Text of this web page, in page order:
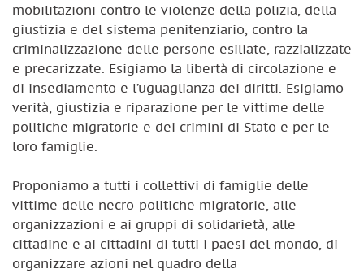
mobilitazioni contro le violenze della polizia, della
giustizia e del sistema penitenziario, contro la
criminalizzazione delle persone esiliate, razzializzate
e precarizzate. Esigiamo la libertà di circolazione e
di insediamento e l’uguaglianza dei diritti. Esigiamo
verità, giustizia e riparazione per le vittime delle
politiche migratorie e dei crimini di Stato e per le
loro famiglie.
Proponiamo a tutti i collettivi di famiglie delle
vittime delle necro-politiche migratorie, alle
organizzazioni e ai gruppi di solidarietà, alle
cittadine e ai cittadini di tutti i paesi del mondo, di
organizzare azioni nel quadro della